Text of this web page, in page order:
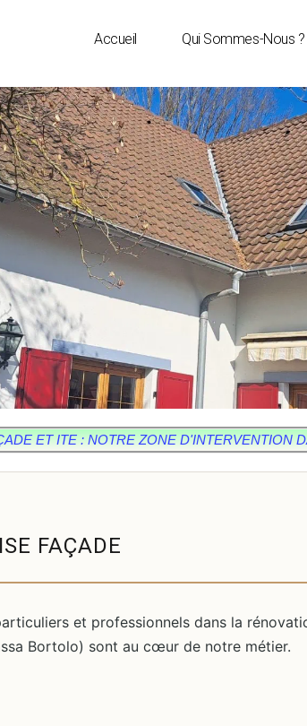
Accueil Qui Sommes-Nous ?
ET ITE : NOTRE ZONE D'INTERVENTION
FAÇADE
et professionnels dans la
Bortolo) sont au cœur de notre métier.